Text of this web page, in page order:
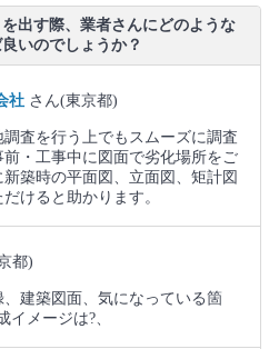
出す際、業者さんにどのような
いのでしょうか？
社 さん(東京都)
査を行う上でもスムーズに調査
・工事中に図面で劣化場所をご
築時の平面図、立面図、矩計図
けると助かります。
都)
建築図面、気になっている箇
イメージは?、